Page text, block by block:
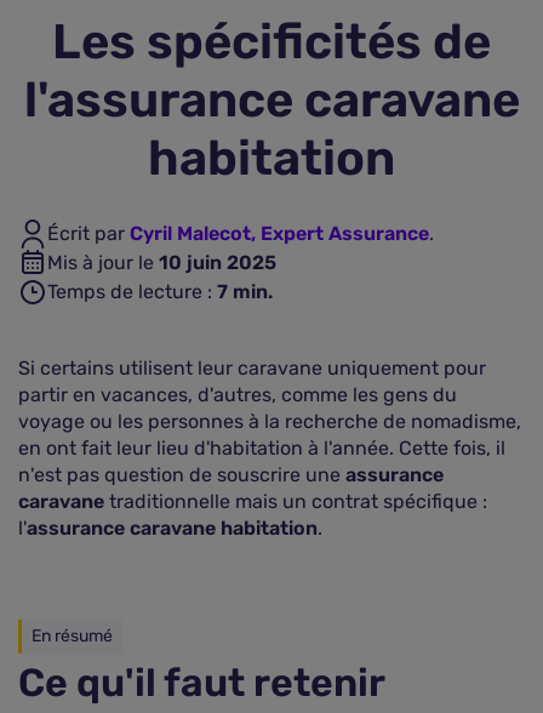
Assurance vie
Plus d'assurances
Les spécificités de
l'assurance caravane
habitation
Écrit par Cyril Malecot, Expert Assurance.
Mis à jour le 10 juin 2025
Temps de lecture : 7 min.
Si certains utilisent leur caravane uniquement pour
partir en vacances, d'autres, comme les gens du
voyage ou les personnes à la recherche de nomadisme,
en ont fait leur lieu d'habitation à l'année. Cette fois, il
n'est pas question de souscrire une assurance
caravane traditionnelle mais un contrat spécifique :
l'assurance caravane habitation.
En résumé
Ce qu'il faut retenir